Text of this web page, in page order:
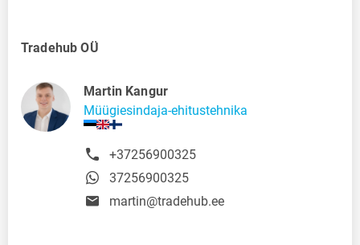
Tradehub OÜ
Martin Kangur
Müügiesindaja-ehitustehnika
+37256900325
37256900325
martin@tradehub.ee